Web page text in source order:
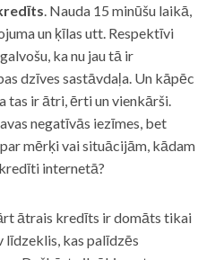
. Nauda 15 minūšu laikā,
un ķīlas utt. Respektīvi
ka nu jau tā ir
dzīves sastāvdaļa. Un kāpēc
tas ir ātri, ērti un vienkārši.
negatīvās iezīmes, bet
mērķi vai situācijām, kādam
internetā?
ātrais kredīts ir domāts tikai
līdzeklis, kas palīdzēs